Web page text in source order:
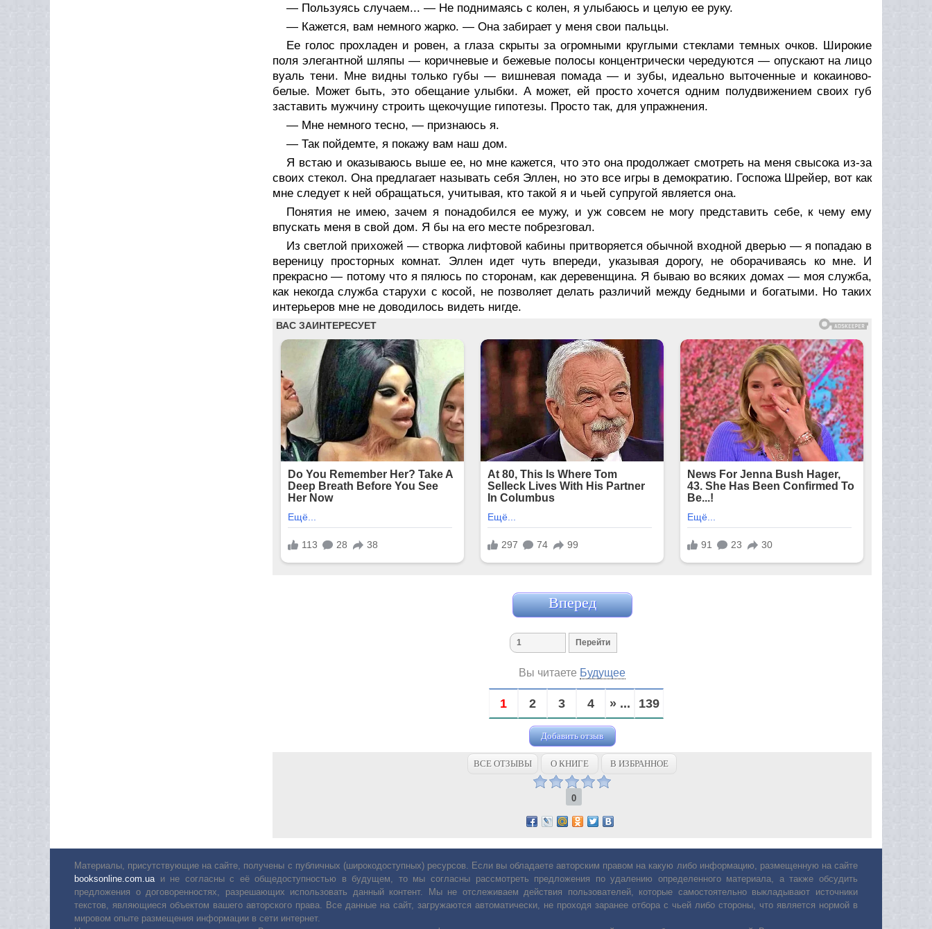
— Пользуясь случаем... — Не поднимаясь с колен, я улыбаюсь и целую ее руку.
— Кажется, вам немного жарко. — Она забирает у меня свои пальцы.
Ее голос прохладен и ровен, а глаза скрыты за огромными круглыми стеклами темных очков. Широкие
поля элегантной шляпы — коричневые и бежевые полосы концентрически чередуются — опускают на лицо
вуаль тени. Мне видны только губы — вишневая помада — и зубы, идеально выточенные и кокаиново-
белые. Может быть, это обещание улыбки. А может, ей просто хочется одним полудвижением своих губ
заставить мужчину строить щекочущие гипотезы. Просто так, для упражнения.
— Мне немного тесно, — признаюсь я.
— Так пойдемте, я покажу вам наш дом.
Я встаю и оказываюсь выше ее, но мне кажется, что это она продолжает смотреть на меня свысока из-за
своих стекол. Она предлагает называть себя Эллен, но это все игры в демократию. Госпожа Шрейер, вот как
мне следует к ней обращаться, учитывая, кто такой я и чьей супругой является она.
Понятия не имею, зачем я понадобился ее мужу, и уж совсем не могу представить себе, к чему ему
впускать меня в свой дом. Я бы на его месте побрезговал.
Из светлой прихожей — створка лифтовой кабины притворяется обычной входной дверью — я попадаю в
вереницу просторных комнат. Эллен идет чуть впереди, указывая дорогу, не оборачиваясь ко мне. И
прекрасно — потому что я пялюсь по сторонам, как деревенщина. Я бываю во всяких домах — моя служба,
как некогда служба старухи с косой, не позволяет делать различий между бедными и богатыми. Но таких
интерьеров мне не доводилось видеть нигде.
Вперед
Вы читаете Будущее
1 2 3 4 » ... 139
Добавить отзыв
ВСЕ ОТЗЫВЫ О КНИГЕ В ИЗБРАННОЕ
0
Материалы, присутствующие на сайте, получены с публичных (широкодоступных) ресурсов. Если вы обладаете авторским правом на какую либо информацию, размещенную на сайте
booksonline.com.ua и не согласны с её общедоступностью в будущем, то мы согласны рассмотреть предложения по удалению определенного материала, а также обсудить
предложения о договоренностях, разрешающих использовать данный контент. Мы не отслеживаем действия пользователей, которые самостоятельно выкладывают источники
текстов, являющиеся объектом вашего авторского права. Все данные на сайт, загружаются автоматически, не проходя заранее отбора с чьей либо стороны, что является нормой в
мировом опыте размещения информации в сети интернет.